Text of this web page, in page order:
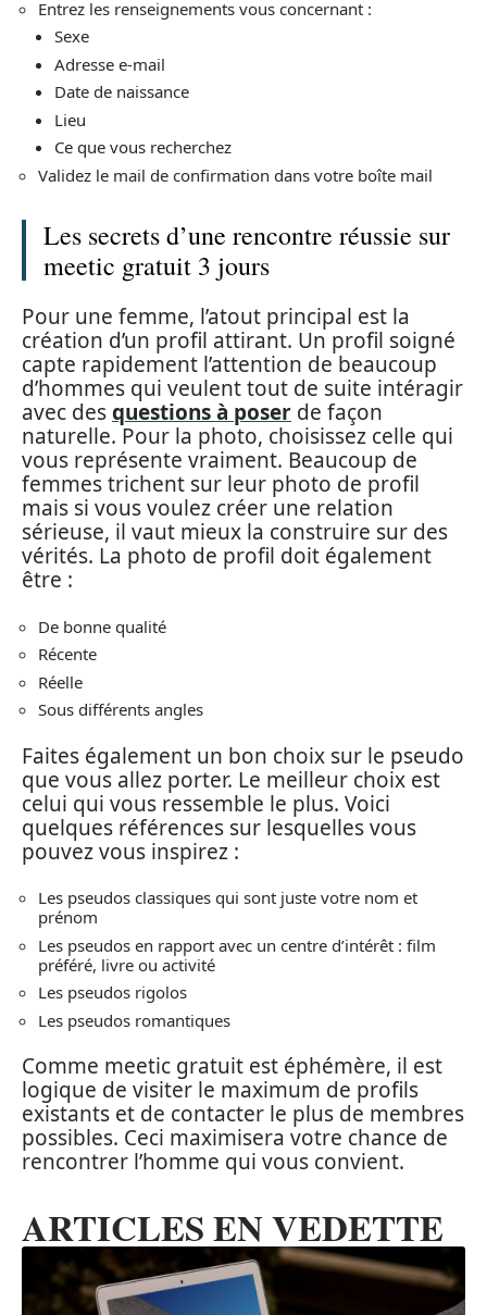
Entrez les renseignements vous concernant :
Sexe
Adresse e-mail
Date de naissance
Lieu
Ce que vous recherchez
Validez le mail de confirmation dans votre boîte mail
Les secrets d’une rencontre réussie sur
meetic gratuit 3 jours
Pour une femme, l’atout principal est la
création d’un profil attirant. Un profil soigné
capte rapidement l’attention de beaucoup
d’hommes qui veulent tout de suite intéragir
avec desquestions à poser de façon
naturelle. Pour la photo, choisissez celle qui
vous représente vraiment. Beaucoup de
femmes trichent sur leur photo de profil
mais si vous voulez créer une relation
sérieuse, il vaut mieux la construire sur des
vérités. La photo de profil doit également
être :
De bonne qualité
Récente
Réelle
Sous différents angles
Faites également un bon choix sur le pseudo
que vous allez porter. Le meilleur choix est
celui qui vous ressemble le plus. Voici
quelques références sur lesquelles vous
pouvez vous inspirez :
Les pseudos classiques qui sont juste votre nom et
prénom
Les pseudos en rapport avec un centre d’intérêt : film
préféré, livre ou activité
Les pseudos rigolos
Les pseudos romantiques
Comme meetic gratuit est éphémère, il est
logique de visiter le maximum de profils
existants et de contacter le plus de membres
possibles. Ceci maximisera votre chance de
rencontrer l’homme qui vous convient.
ARTICLES EN VEDETTE